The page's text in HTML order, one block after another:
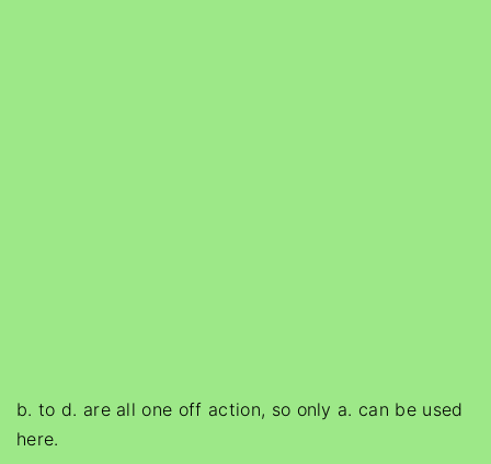
b. to d. are all one off action, so only a. can be used
here.